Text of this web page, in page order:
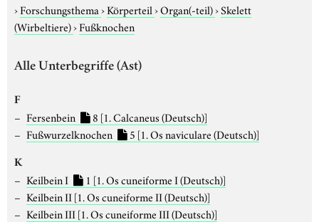
›Forschungsthema›Körperteil›Organ(-teil)›Skelett
(Wirbeltiere)›Fußknochen
Alle Unterbegriffe (Ast)
F
Fersenbein 8 [1. Calcaneus (Deutsch)]
Fußwurzelknochen
5 [1. Os naviculare (Deutsch)]
K
Keilbein I 1 [1. Os cuneiforme I (Deutsch)]
Keilbein II[1. Os cuneiforme II (Deutsch)]
Keilbein III[1. Os cuneiforme III (Deutsch)]